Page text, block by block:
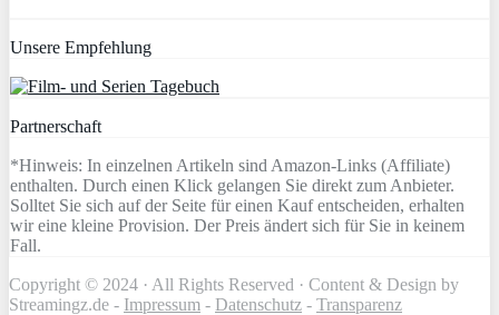
Unsere Empfehlung
Partnerschaft
*Hinweis: In einzelnen Artikeln sind Amazon-Links (Affiliate)
enthalten. Durch einen Klick gelangen Sie direkt zum Anbieter.
Solltet Sie sich auf der Seite für einen Kauf entscheiden, erhalten
wir eine kleine Provision. Der Preis ändert sich für Sie in keinem
Fall.
Copyright © 2024 · All Rights Reserved · Content & Design by
Streamingz.de - Impressum - Datenschutz - Transparenz